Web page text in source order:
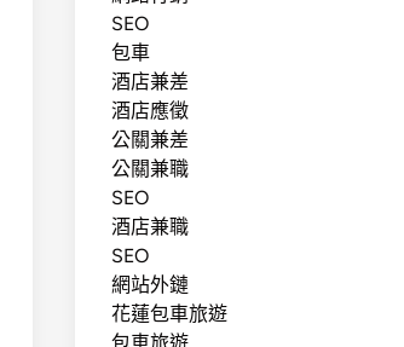
SEO
包車
酒店兼差
酒店應徵
公關兼差
公關兼職
SEO
酒店兼職
SEO
網站外鏈
花蓮包車旅遊
包車旅遊